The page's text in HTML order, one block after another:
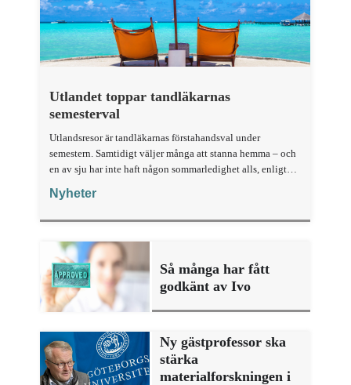
Utlandet toppar tandläkarnas
semesterval
Utlandsresor är tandläkarnas förstahandsval under
semestern. Samtidigt väljer många att stanna hemma – och
en av sju har inte haft någon sommarledighet alls, enligt
Nyheter
Så många har fått
godkänt av Ivo
Ny gästprofessor ska
stärka
materialforskningen i